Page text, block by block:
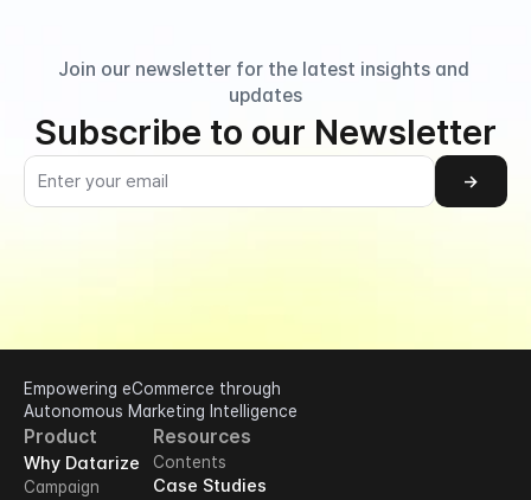
Join our newsletter for the latest insights and
updates
Subscribe to our Newsletter
→
Empowering eCommerce through
Autonomous Marketing Intelligence
Product
Why Datarize
Campaign
Resources
Contents
Case Studies